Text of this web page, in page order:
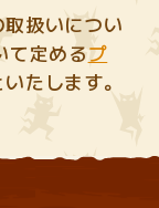
扱いについ
て定めるプ
たします。